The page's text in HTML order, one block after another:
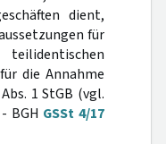
dient,
für
die Annahme
1 StGB (vgl.
BGH GSSt 4/17